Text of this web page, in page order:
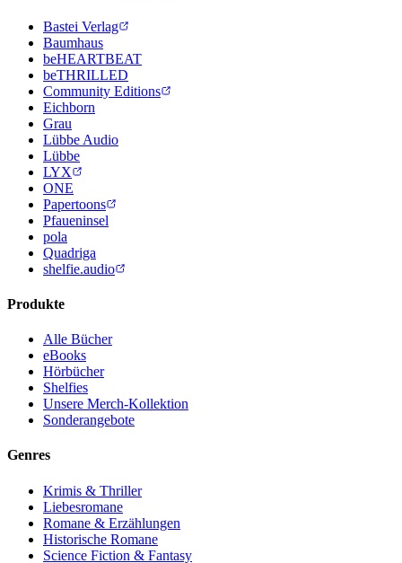
Bastei Verlag
Baumhaus
beHEARTBEAT
beTHRILLED
Community Editions
Eichborn
Grau
Lübbe Audio
Lübbe
LYX
ONE
Papertoons
Pfaueninsel
pola
Quadriga
shelfie.audio
Produkte
Alle Bücher
eBooks
Hörbücher
Shelfies
Unsere Merch-Kollektion
Sonderangebote
Genres
Krimis & Thriller
Liebesromane
Romane & Erzählungen
Historische Romane
Science Fiction & Fantasy